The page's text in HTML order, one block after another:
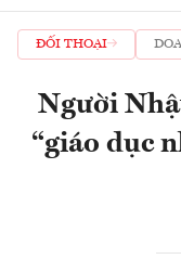
ĐỐI THOẠI
Người
“giáo dục